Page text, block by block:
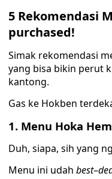
5 Rekomendasi
purchased!
Simak rekomendasi
yang bisa bikin perut
kantong.
Gas ke Hokben
1. Menu Hoka
Duh, siapa, sih yang
Menu ini udah best–